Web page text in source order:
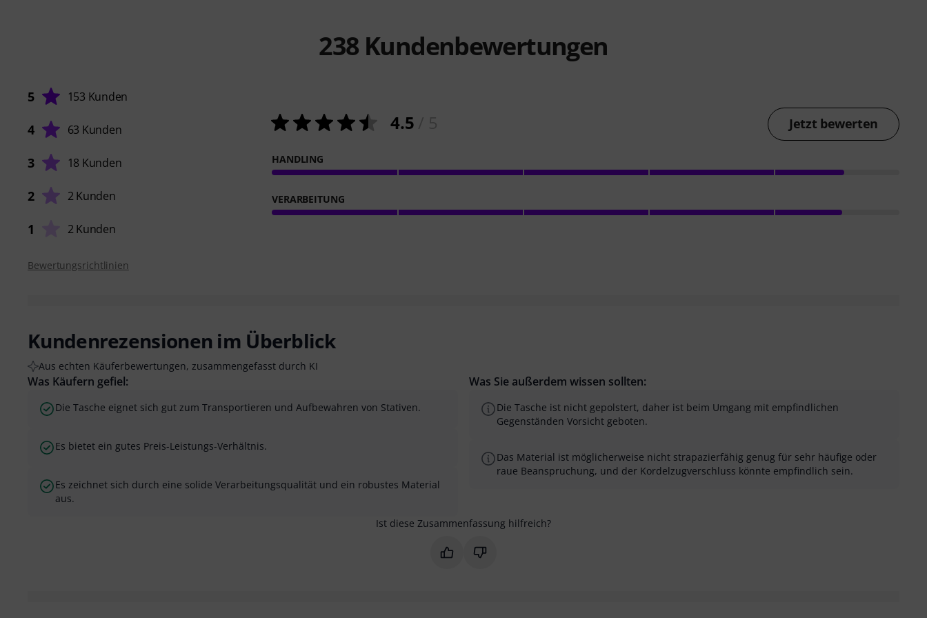
238 Kundenbewertungen
5 153 Kunden
4 63 Kunden
3 18 Kunden
2 2 Kunden
1 2 Kunden
4.5 Jetzt bewerten
HANDLING
VERARBEITUNG
Bewertungsrichtlinien
Kundenrezensionen im Überblick
Aus echten Käuferbewertungen, zusammengefasst durch KI
Was Käufern gefiel:
Die Tasche eignet sich gut zum Transportieren und Aufbewahren von Stativen.
Es bietet ein gutes Preis-Leistungs-Verhältnis.
Es zeichnet sich durch eine solide Verarbeitungsqualität und ein robustes Material
aus.
Was Sie außerdem wissen sollten:
Die Tasche ist nicht gepolstert, daher ist beim Umgang mit empfindlichen
Gegenständen Vorsicht geboten.
Das Material ist möglicherweise nicht strapazierfähig genug für sehr häufige oder
raue Beanspruchung, und der Kordelzugverschluss könnte empfindlich sein.
Ist diese Zusammenfassung hilfreich?
Markieren Sie diese Zusammenfassung als hilfreich
Markieren Sie diese Zusammenfassung als nicht hilfreich